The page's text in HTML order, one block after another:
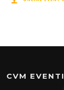
CVM EVENTI